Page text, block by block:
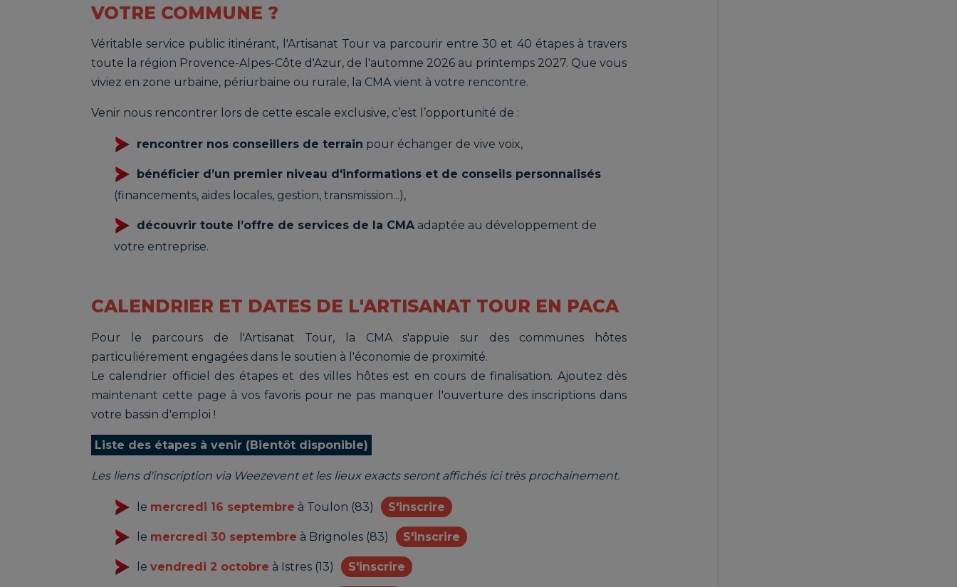
VOTRE COMMUNE ?
Véritable service public itinérant, l'Artisanat Tour va parcourir entre 30 et 40 étapes à travers
toute la région Provence-Alpes-Côte d'Azur, de l'automne 2026 au printemps 2027. Que vous
viviez en zone urbaine, périurbaine ou rurale, la CMA vient à votre rencontre.
Venir nous rencontrer lors de cette escale exclusive, c’est l’opportunité de :
rencontrer nos conseillers de terrain pour échanger de vive voix,
bénéficier d’un premier niveau d'informations et de conseils personnalisés
(financements, aides locales, gestion, transmission...),
découvrir toute l’offre de services de la CMAadaptée au développement de
votre entreprise.
CALENDRIER ET DATES DE L'ARTISANAT TOUR EN PACA
Pour le parcours de l'Artisanat Tour, la CMA s'appuie sur des communes hôtes
particuliérement engagées dans le soutien à l'économie de proximité.
Le calendrier officiel des étapes et des villes hôtes est en cours de finalisation. Ajoutez dès
maintenant cette page à vos favoris pour ne pas manquer l'ouverture des inscriptions dans
votre bassin d'emploi !
Liste des étapes à venir (Bientôt disponible)
Les liens d'inscription via Weezevent et les lieux exacts seront affichés ici très prochainement.
le mercredi 16 septembre à Toulon (83) S'inscrire
le mercredi 30 septembre à Brignoles (83) S'inscrire
le vendredi 2 octobre à Istres (13) S'inscrire